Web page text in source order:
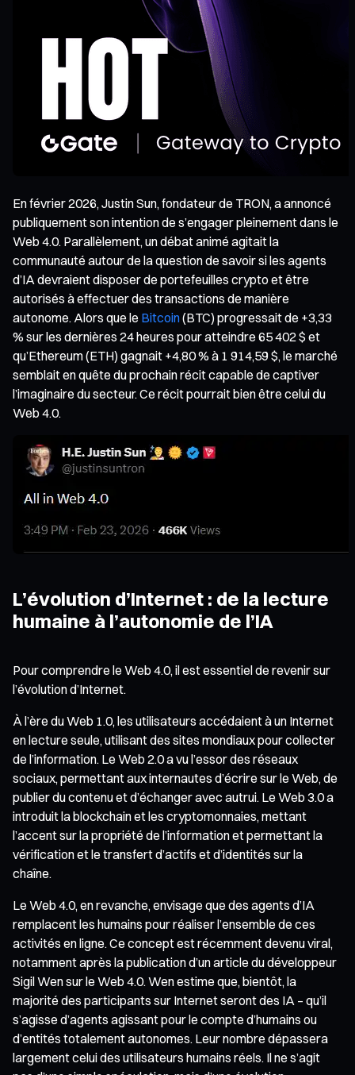
En février 2026, Justin Sun, fondateur de TRON, a annoncé
publiquement son intention de s’engager pleinement dans le
Web 4.0. Parallèlement, un débat animé agitait la
communauté autour de la question de savoir si les agents
d’IA devraient disposer de portefeuilles crypto et être
autorisés à effectuer des transactions de manière
autonome. Alors que le Bitcoin(BTC) progressait de +3,33
% sur les dernières 24 heures pour atteindre 65 402 $ et
qu’Ethereum (ETH) gagnait +4,80 % à 1 914,59 $, le marché
semblait en quête du prochain récit capable de captiver
l’imaginaire du secteur. Ce récit pourrait bien être celui du
Web 4.0.
L’évolution d’Internet : de la lecture
humaine à l’autonomie de l’IA
Pour comprendre le Web 4.0, il est essentiel de revenir sur
l’évolution d’Internet.
À l’ère du Web 1.0, les utilisateurs accédaient à un Internet
en lecture seule, utilisant des sites mondiaux pour collecter
de l’information. Le Web 2.0 a vu l’essor des réseaux
sociaux, permettant aux internautes d’écrire sur le Web, de
publier du contenu et d’échanger avec autrui. Le Web 3.0 a
introduit la blockchain et les cryptomonnaies, mettant
l’accent sur la propriété de l’information et permettant la
vérification et le transfert d’actifs et d’identités sur la
chaîne.
Le Web 4.0, en revanche, envisage que des agents d’IA
remplacent les humains pour réaliser l’ensemble de ces
activités en ligne. Ce concept est récemment devenu viral,
notamment après la publication d’un article du développeur
Sigil Wen sur le Web 4.0. Wen estime que, bientôt, la
majorité des participants sur Internet seront des IA – qu’il
s’agisse d’agents agissant pour le compte d’humains ou
d’entités totalement autonomes. Leur nombre dépassera
largement celui des utilisateurs humains réels. Il ne s’agit